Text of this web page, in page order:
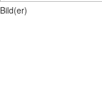
Bild(er)